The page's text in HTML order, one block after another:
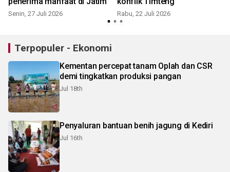
Senin, 27 Juli 2026 Rabu, 22 Juli 2026
Terpopuler - Ekonomi
Kementan percepat tanam Oplah dan CSR
demi tingkatkan produksi pangan
Jul 18th
Penyaluran bantuan benih jagung di Kediri
Jul 16th